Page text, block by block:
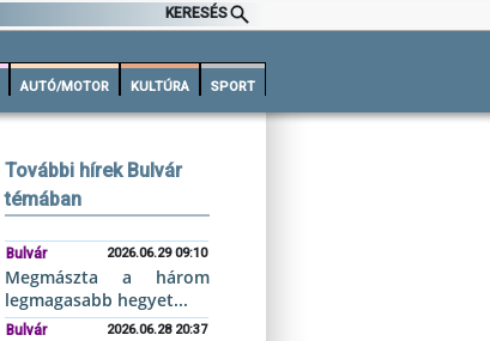
KERESÉS
AUTÓ/MOTOR KULTÚRA SPORT
További hírek Bulvár
témában
Bulvár 2026.06.29 09:10
Megmászta a három
legmagasabb hegyet...
Bulvár 2026.06.28 20:37